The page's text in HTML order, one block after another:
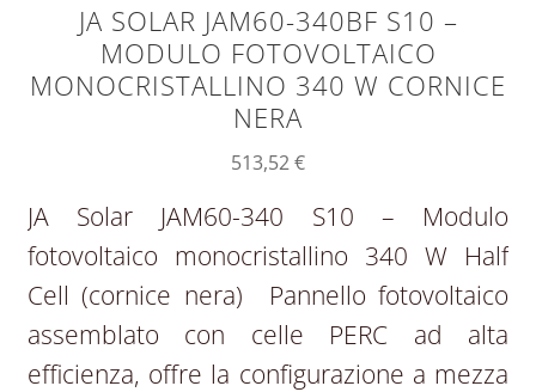
JA SOLAR JAM60-340BF S10 –
MODULO FOTOVOLTAICO
MONOCRISTALLINO 340 W CORNICE
NERA
513,52€
JA Solar JAM60-340 S10 – Modulo
fotovoltaico monocristallino 340 W Half
Cell (cornice nera) Pannello fotovoltaico
assemblato con celle PERC ad alta
efficienza, offre la configurazione a mezza